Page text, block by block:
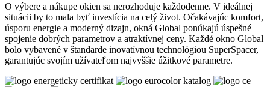
O výbere a nákupe okien sa nerozhoduje každodenne. V ideálnej
situácii by to mala byť investícia na celý život. Očakávajúc komfort,
úsporu energie a moderný dizajn, okná Global ponúkajú úspešné
spojenie dobrých parametrov a atraktívnej ceny. Každé okno Global
bolo vybavené v štandarde inovatívnou technológiou SuperSpacer,
garantujúc svojím užívateľom najvyššie úžitkové parametre.